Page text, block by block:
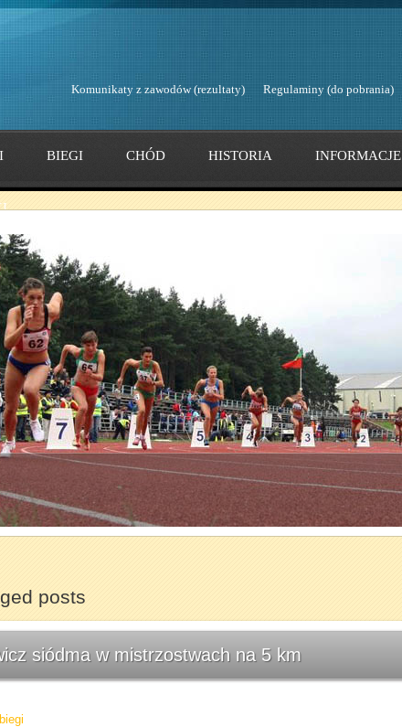
Komunikaty z zawodów (rezultaty) Regulaminy (do pobrania)
BIEGI CHÓD HISTORIA INFORMACJE
1 2 3 5 6 7
posts
siódma w mistrzostwach na 5 km
biegi